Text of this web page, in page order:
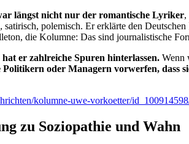
längst nicht nur der romantische Lyriker,
polemisch. Er erklärte den
die Kolumne: Das sind journalistische
er zahlreiche Spuren hinterlassen. Wenn
Politikern oder Managern vorwerfen, dass
kolumne-uwe-vorkoetter/
zu Soziopathie und Wahn